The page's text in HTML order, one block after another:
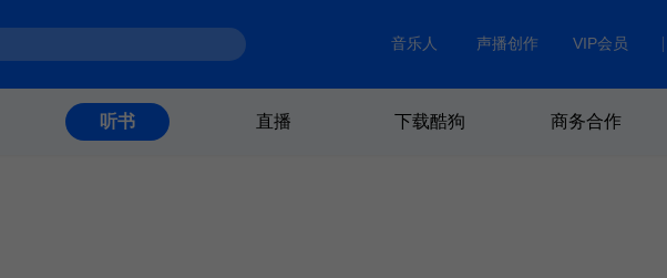
音乐人 声播创作 VIP会员
听书 直播 下载酷狗 商务合作